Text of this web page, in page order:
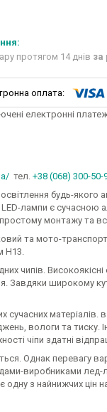
протягом 14 днів за
електронні
тел. +38 (068) 300-50-
будь-
лампи є
монтажу та
та мото-
Н13.
чипів.
широкому
матеріалів.
вологи та тиску.
чіпи здатні
Однак перевагу
виробниками
з найнижчих цін